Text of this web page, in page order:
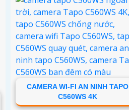
CAMERA WI-FI AN NINH TAPO
C560WS 4K